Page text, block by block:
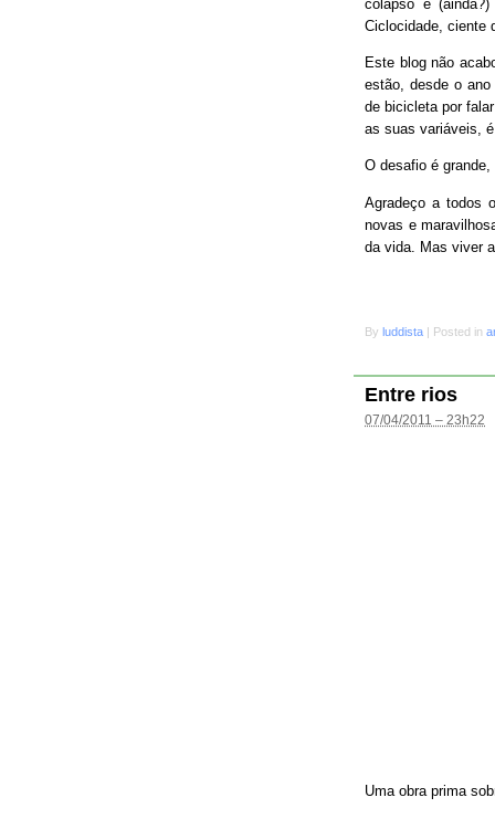
colapso e
Ciclocidade, ciente
Este blog não
estão, desde o ano
de bicicleta por
as suas variáveis,
O desafio é
Agradeço a todos
novas e
da vida. Mas viver
By luddista | Posted in
Entre rios
07/04/2011 – 23h22
Uma obra prima